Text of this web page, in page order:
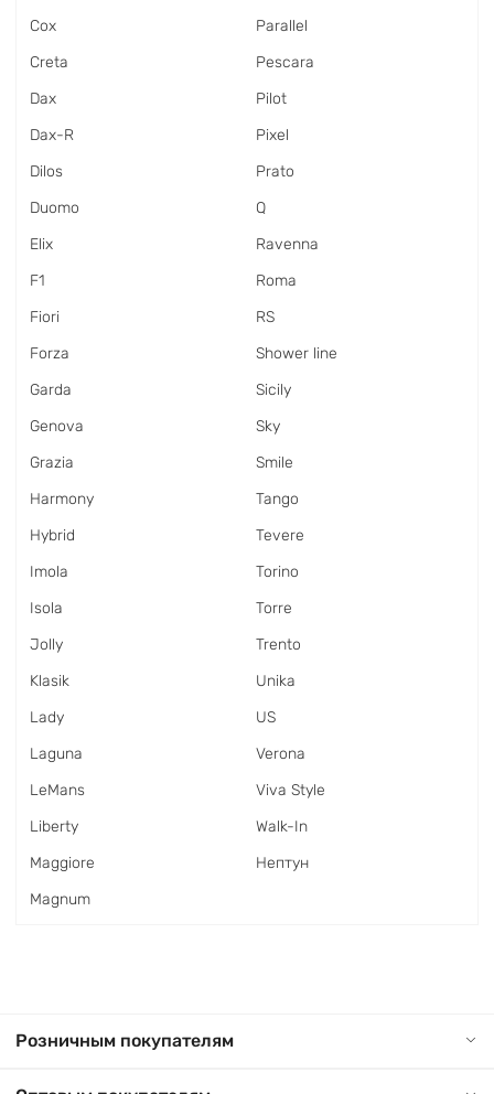
Cox
Creta
Dax
Dax-R
Dilos
Duomo
Elix
F1
Fiori
Forza
Garda
Genova
Grazia
Harmony
Hybrid
Imola
Isola
Jolly
Klasik
Lady
Laguna
LeMans
Liberty
Maggiore
Magnum
Parallel
Pescara
Pilot
Pixel
Prato
Q
Ravenna
Roma
RS
Shower line
Sicily
Sky
Smile
Tango
Tevere
Torino
Torre
Trento
Unika
US
Verona
Viva Style
Walk-In
Нептун
Розничным покупателям